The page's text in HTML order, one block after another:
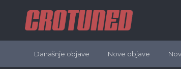
Današnje objave Nove objave